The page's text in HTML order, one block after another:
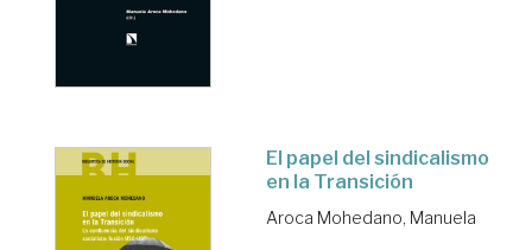
El papel del sindicalismo
en la Transición
Aroca Mohedano, Manuela